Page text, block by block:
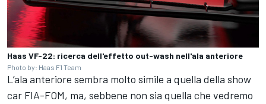
Haas VF-22: ricerca dell'effetto out-wash nell'ala anteriore
Photo by: Haas F1 Team
L’ala anteriore sembra molto simile a quella della show
car FIA-FOM, ma, sebbene non sia quella che vedremo